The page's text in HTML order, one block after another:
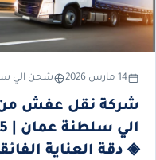
14 مارس 2026 شحن الي
شركة نقل عفش من
◈ دقة العناية